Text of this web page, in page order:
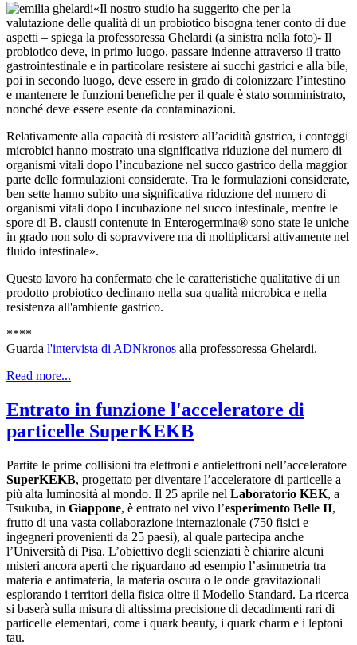
«Il nostro studio ha suggerito che per la
valutazione delle qualità di un probiotico bisogna tener conto di due
aspetti – spiega la professoressa Ghelardi (a sinistra nella foto)- Il
probiotico deve, in primo luogo, passare indenne attraverso il tratto
gastrointestinale e in particolare resistere ai succhi gastrici e alla bile,
poi in secondo luogo, deve essere in grado di colonizzare l’intestino
e mantenere le funzioni benefiche per il quale è stato somministrato,
nonché deve essere esente da contaminazioni.
Relativamente alla capacità di resistere all’acidità gastrica, i conteggi
microbici hanno mostrato una significativa riduzione del numero di
organismi vitali dopo l’incubazione nel succo gastrico della maggior
parte delle formulazioni considerate. Tra le formulazioni considerate,
ben sette hanno subito una significativa riduzione del numero di
organismi vitali dopo l'incubazione nel succo intestinale, mentre le
spore di B. clausii contenute in Enterogermina® sono state le uniche
in grado non solo di sopravvivere ma di moltiplicarsi attivamente nel
fluido intestinale».
Questo lavoro ha confermato che le caratteristiche qualitative di un
prodotto probiotico declinano nella sua qualità microbica e nella
resistenza all'ambiente gastrico.
****
Guarda l'intervista di ADNkronos alla professoressa Ghelardi.
Read more...
Entrato in funzione l'acceleratore di
particelle SuperKEKB
Partite le prime collisioni tra elettroni e antielettroni nell’acceleratore
SuperKEKB, progettato per diventare l’acceleratore di particelle a
più alta luminosità al mondo. Il 25 aprile nel Laboratorio KEK, a
Tsukuba, in Giappone, è entrato nel vivo l’esperimento Belle II,
frutto di una vasta collaborazione internazionale (750 fisici e
ingegneri provenienti da 25 paesi), al quale partecipa anche
l’Università di Pisa. L’obiettivo degli scienziati è chiarire alcuni
misteri ancora aperti che riguardano ad esempio l’asimmetria tra
materia e antimateria, la materia oscura o le onde gravitazionali
esplorando i territori della fisica oltre il Modello Standard. La ricerca
si baserà sulla misura di altissima precisione di decadimenti rari di
particelle elementari, come i quark beauty, i quark charm e i leptoni
tau.